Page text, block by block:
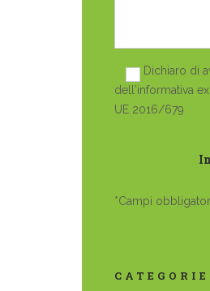
Dichiaro di
dell'informativa ex
UE 2016/679
*Campi